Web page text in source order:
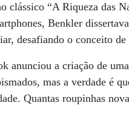
clássico “A Riqueza das
Benkler
desafiando o conceito de
anunciou a criação de
mas a verdade é
Quantas roupinhas